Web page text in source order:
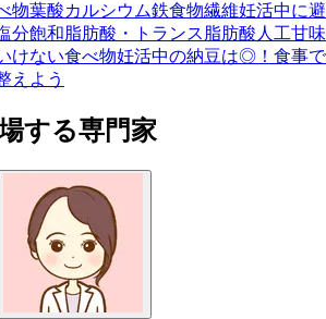
物葉酸カルシウム鉄食物繊維妊活中に避
分飽和脂肪酸・トランス脂肪酸 人工甘味
けない食べ物妊活中の納豆は◎！食事で
えよう
する専門家